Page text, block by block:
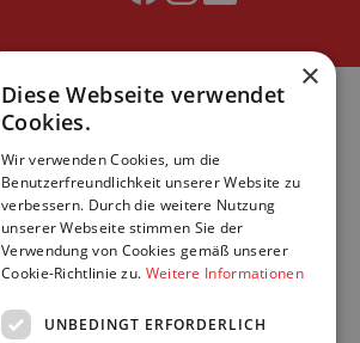
×
Diese Webseite verwendet
Cookies.
Wir verwenden Cookies, um die
Benutzerfreundlichkeit unserer Website zu
verbessern. Durch die weitere Nutzung
unserer Webseite stimmen Sie der
Verwendung von Cookies gemäß unserer
Cookie-Richtlinie zu. Weitere Informationen
UNBEDINGT ERFORDERLICH